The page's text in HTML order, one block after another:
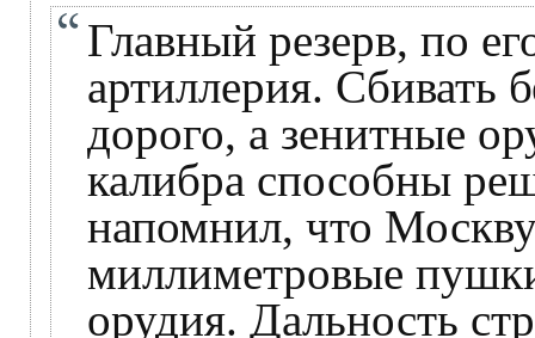
Главный резерв, по
артиллерия. Сбивать
дорого, а зенитные
калибра способны
напомнил, что
миллиметровые
орудия. Дальность